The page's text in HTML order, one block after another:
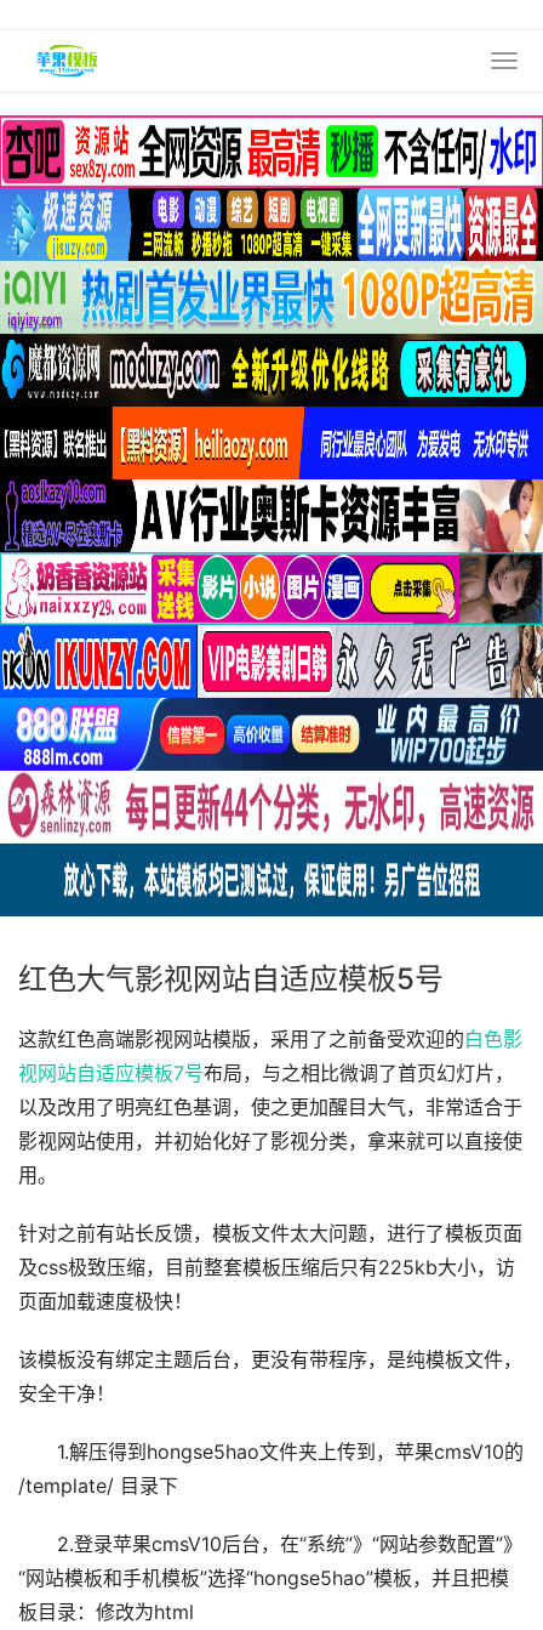
红色大气影视网站自适应模板5号
这款红色高端影视网站模版，采用了之前备受欢迎的白色影
视网站自适应模板7号布局，与之相比微调了首页幻灯片，
以及改用了明亮红色基调，使之更加醒目大气，非常适合于
影视网站使用，并初始化好了影视分类，拿来就可以直接使
用。
针对之前有站长反馈，模板文件太大问题，进行了模板页面
及css极致压缩，目前整套模板压缩后只有225kb大小，访
页面加载速度极快！
该模板没有绑定主题后台，更没有带程序，是纯模板文件，
安全干净！
1.解压得到hongse5hao文件夹上传到，苹果cmsV10的
/template/ 目录下
2.登录苹果cmsV10后台，在“系统”》“网站参数配置”》
“网站模板和手机模板”选择“hongse5hao”模板，并且把模
板目录：修改为html